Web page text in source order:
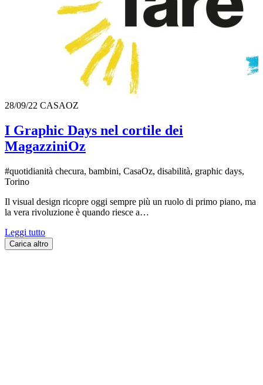
28/09/22 CASAOZ
I Graphic Days nel cortile dei
MagazziniOz
#quotidianità checura, bambini, CasaOz, disabilità, graphic days,
Torino
Il visual design ricopre oggi sempre più un ruolo di primo piano, ma
la vera rivoluzione è quando riesce a…
Leggi tutto
Carica altro